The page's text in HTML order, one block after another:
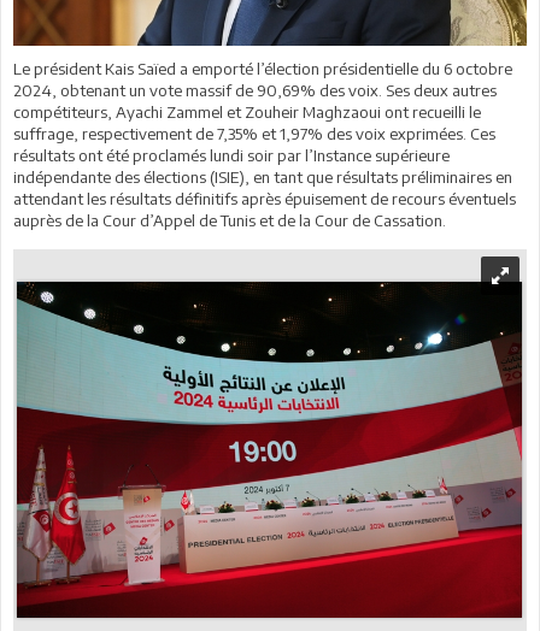
Le président Kais Saïed a emporté l’élection présidentielle du 6 octobre
2024, obtenant un vote massif de 90,69% des voix. Ses deux autres
compétiteurs, Ayachi Zammel et Zouheir Maghzaoui ont recueilli le
suffrage, respectivement de 7,35% et 1,97% des voix exprimées. Ces
résultats ont été proclamés lundi soir par l’Instance supérieure
indépendante des élections (ISIE), en tant que résultats préliminaires en
attendant les résultats définitifs après épuisement de recours éventuels
auprès de la Cour d’Appel de Tunis et de la Cour de Cassation.